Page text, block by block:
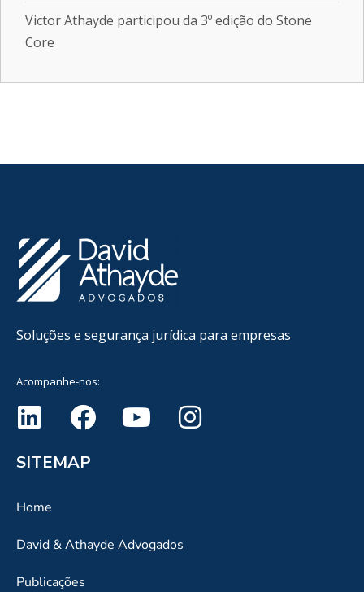
Victor Athayde participou da 3º edição do Stone
Core
Soluções e segurança jurídica para empresas
Acompanhe-nos:
SITEMAP
Home
David & Athayde Advogados
Publicações